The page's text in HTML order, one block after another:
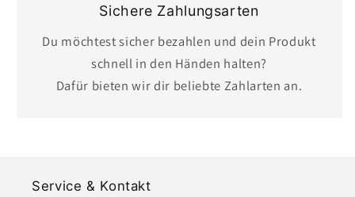
Sichere Zahlungsarten
Du möchtest sicher bezahlen und dein Produkt
schnell in den Händen halten?
Dafür bieten wir dir beliebte Zahlarten an.
Service & Kontakt